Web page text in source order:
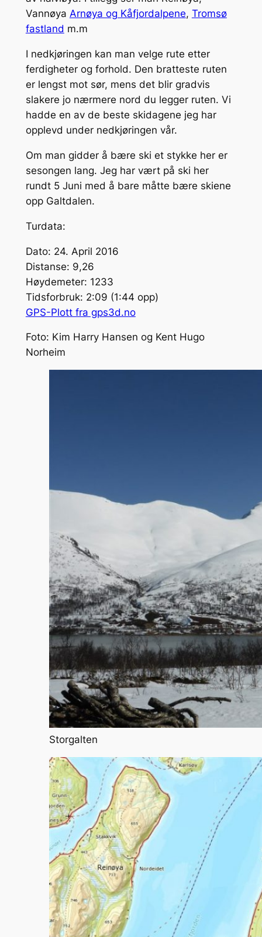
Vannøya Arnøya og Kåfjordalpene, Tromsø
fastland m.m
I nedkjøringen kan man velge rute etter
ferdigheter og forhold. Den bratteste ruten
er lengst mot sør, mens det blir gradvis
slakere jo nærmere nord du legger ruten. Vi
hadde en av de beste skidagene jeg har
opplevd under nedkjøringen vår.
Om man gidder å bære ski et stykke her er
sesongen lang. Jeg har vært på ski her
rundt 5 Juni med å bare måtte bære skiene
opp Galtdalen.
Turdata:
Dato: 24. April 2016
Distanse: 9,26
Høydemeter: 1233
Tidsforbruk: 2:09 (1:44 opp)
GPS-Plott fra gps3d.no
Foto: Kim Harry Hansen og Kent Hugo
Norheim
Storgalten